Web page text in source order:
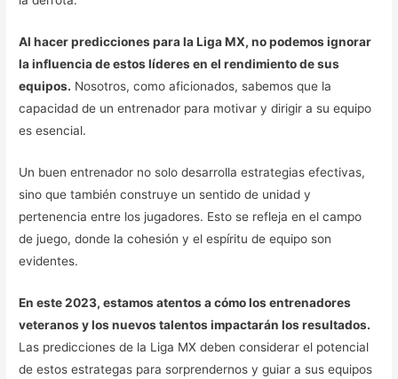
Al hacer predicciones para la Liga MX, no podemos ignorar
la influencia de estos líderes en el rendimiento de sus
equipos. Nosotros, como aficionados, sabemos que la
capacidad de un entrenador para motivar y dirigir a su equipo
es esencial.
Un buen entrenador no solo desarrolla estrategias efectivas,
sino que también construye un sentido de unidad y
pertenencia entre los jugadores. Esto se refleja en el campo
de juego, donde la cohesión y el espíritu de equipo son
evidentes.
En este 2023, estamos atentos a cómo los entrenadores
veteranos y los nuevos talentos impactarán los resultados.
Las predicciones de la Liga MX deben considerar el potencial
de estos estrategas para sorprendernos y guiar a sus equipos